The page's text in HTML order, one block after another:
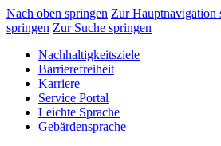
Nach oben springen Zur Hauptnavigation
springen Zur Suche springen
Nachhaltigkeitsziele
Barrierefreiheit
Karriere
Service Portal
Leichte Sprache
Gebärdensprache